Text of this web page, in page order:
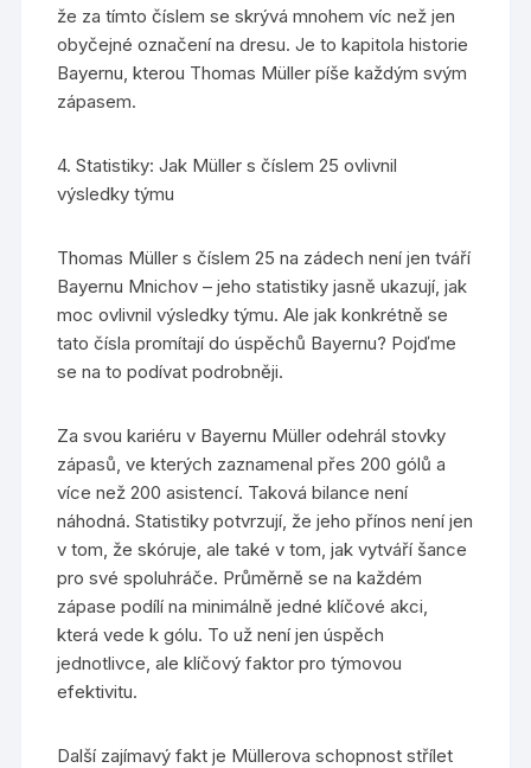
že za tímto číslem se skrývá mnohem víc než jen
obyčejné označení na dresu. Je to kapitola historie
Bayernu, kterou Thomas Müller píše každým svým
zápasem.
4. Statistiky: Jak Müller s číslem 25 ovlivnil
výsledky týmu
Thomas Müller s číslem 25 na zádech není jen tváří
Bayernu Mnichov – jeho statistiky jasně ukazují, jak
moc ovlivnil výsledky týmu. Ale jak konkrétně se
tato čísla promítají do úspěchů Bayernu? Pojďme
se na to podívat podrobněji.
Za svou kariéru v Bayernu Müller odehrál stovky
zápasů, ve kterých zaznamenal přes 200 gólů a
více než 200 asistencí. Taková bilance není
náhodná. Statistiky potvrzují, že jeho přínos není jen
v tom, že skóruje, ale také v tom, jak vytváří šance
pro své spoluhráče. Průměrně se na každém
zápase podílí na minimálně jedné klíčové akci,
která vede k gólu. To už není jen úspěch
jednotlivce, ale klíčový faktor pro týmovou
efektivitu.
Další zajímavý fakt je Müllerova schopnost střílet